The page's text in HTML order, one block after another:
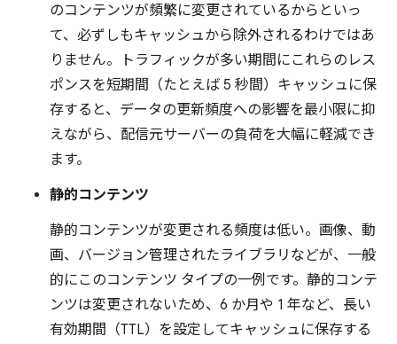
のコンテンツが頻繁に変更されているからといっ
て、必ずしもキャッシュから除外されるわけではあ
りません。トラフィックが多い期間にこれらのレス
ポンスを短期間（たとえば 5 秒間）キャッシュに保
存すると、データの更新頻度への影響を最小限に抑
えながら、配信元サーバーの負荷を大幅に軽減でき
ます。
静的コンテンツ
静的コンテンツが変更される頻度は低い。画像、動
画、バージョン管理されたライブラリなどが、一般
的にこのコンテンツ タイプの一例です。静的コンテ
ンツは変更されないため、6 か月や 1 年など、長い
有効期間（TTL）を設定してキャッシュに保存する